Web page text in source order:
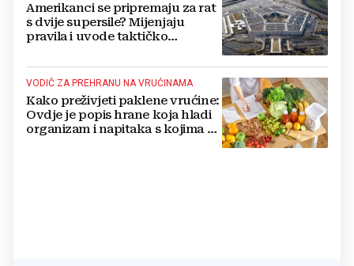
Amerikanci se pripremaju za rat
s dvije supersile? Mijenjaju
pravila i uvode taktičko
VODIČ ZA PREHRANU NA VRUĆINAMA
Kako preživjeti paklene vrućine:
Ovdje je popis hrane koja hladi
organizam i napitaka s kojima si